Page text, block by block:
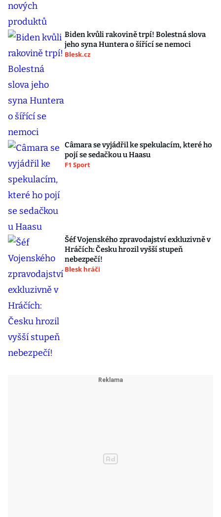
Biden kvůli rakovině trpí! Bolestná slova
jeho syna Huntera o šířící se nemoci
Blesk.cz
Câmara se vyjádřil ke spekulacím, které ho
pojí se sedačkou u Haasu
F1 Sport
Šéf Vojenského zpravodajství exkluzivně v
Hráčích: Česku hrozil vyšší stupeň
nebezpečí!
Blesk hráči